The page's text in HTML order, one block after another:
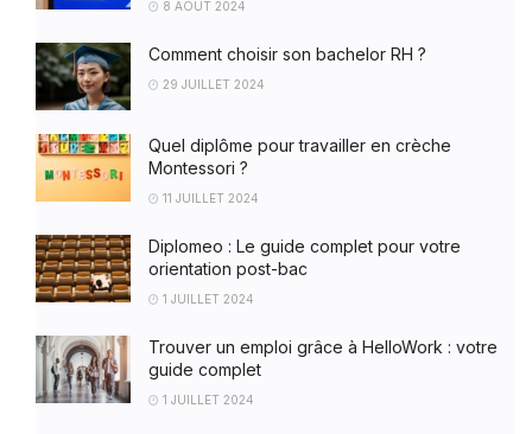
8 AOÛT 2024
Comment choisir son bachelor RH ?
29 JUILLET 2024
Quel diplôme pour travailler en crèche
Montessori ?
11 JUILLET 2024
Diplomeo : Le guide complet pour votre
orientation post-bac
1 JUILLET 2024
Trouver un emploi grâce à HelloWork : votre
guide complet
1 JUILLET 2024